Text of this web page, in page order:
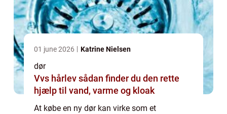
01 june 2026 Katrine Nielsen
dør
Vvs hårlev sådan finder du den rette
hjælp til vand, varme og kloak
At købe en ny dør kan virke som et